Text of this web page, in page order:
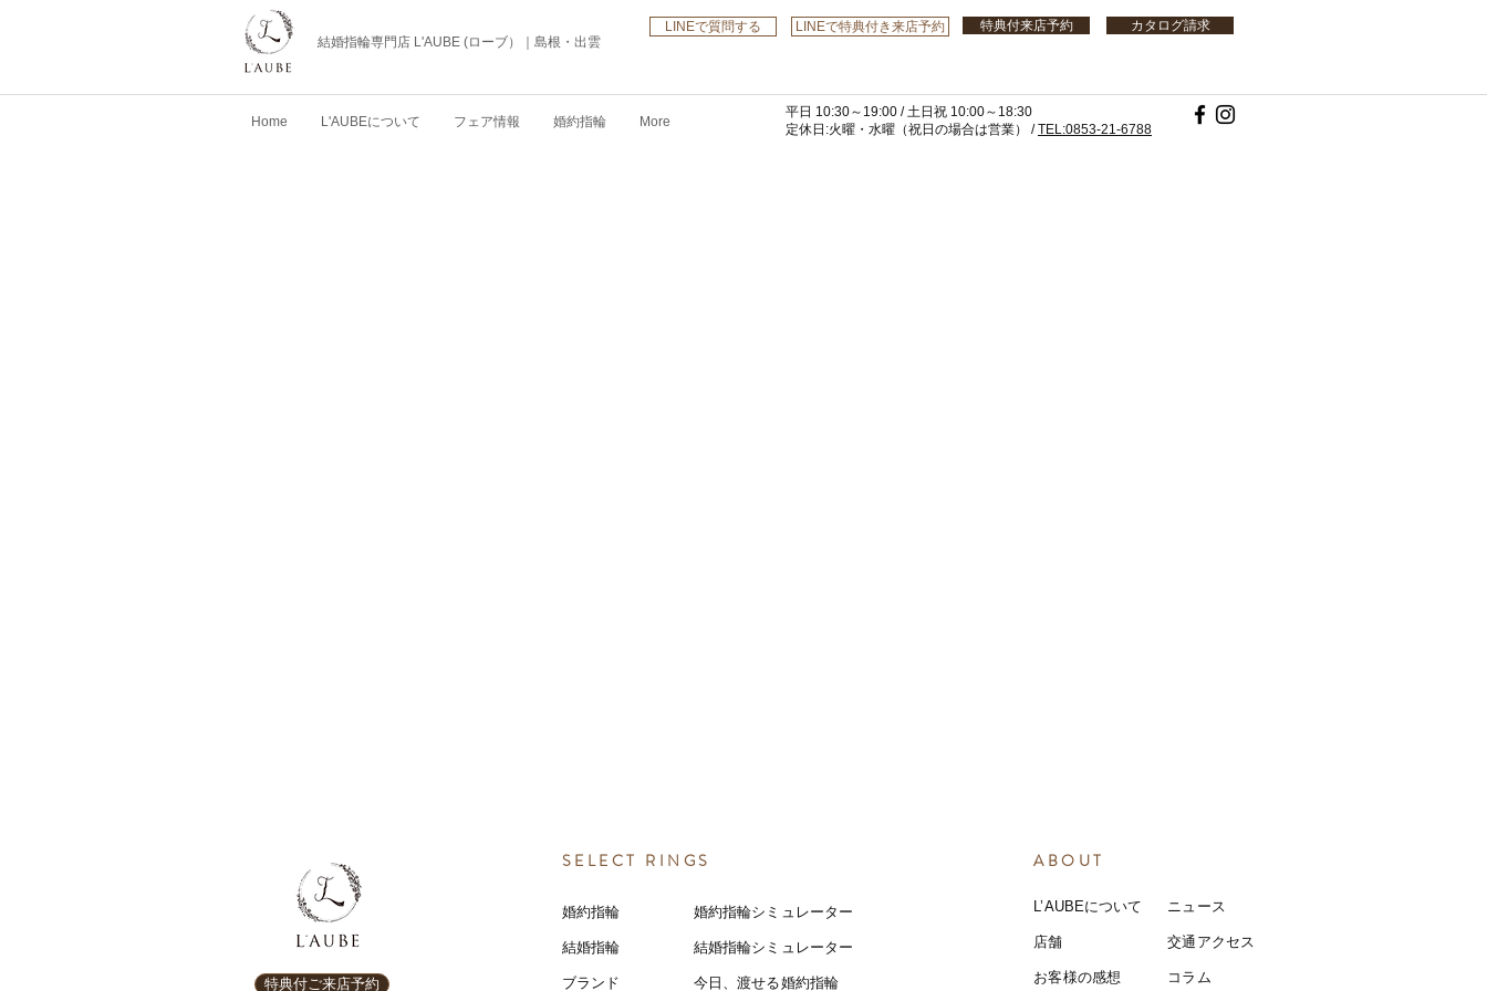
結婚指輪専門店 L'AUBE (ローブ）｜島根・出雲
LINEで質問する LINEで特典付き来店予約 特典付来店予約 カタログ請求
Home L'AUBEについて フェア情報 婚約指輪 More
平日 10:30～19:00 /土日祝 10:00～18:30
​定休日:火曜・水曜 （祝日の場合は営業） /TEL:0853-21-6788
特典付ご来店予約
SELECT RINGS
婚約指輪
結婚指輪
ブランド
婚約指輪シミュレーター
結婚指輪シミ ュ レーター
今日、渡せる婚約指輪
ABOUT
L’AUBEについて
店舗
お客様の感想
​ニュース
​交通アクセス
コラム